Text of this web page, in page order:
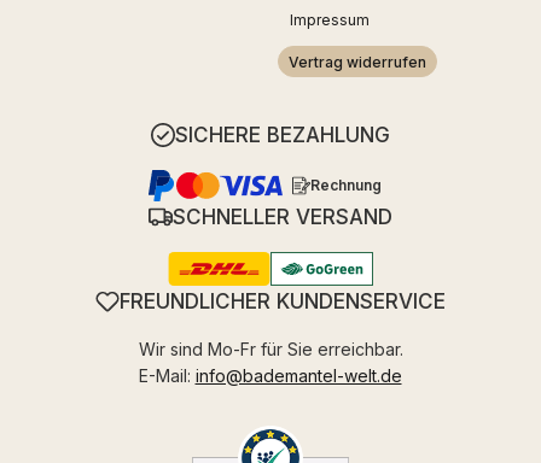
Impressum
Vertrag widerrufen
SICHERE BEZAHLUNG
Rechnung
SCHNELLER VERSAND
FREUNDLICHER KUNDENSERVICE
Wir sind Mo-Fr für Sie erreichbar.
E-Mail: info@bademantel-welt.de